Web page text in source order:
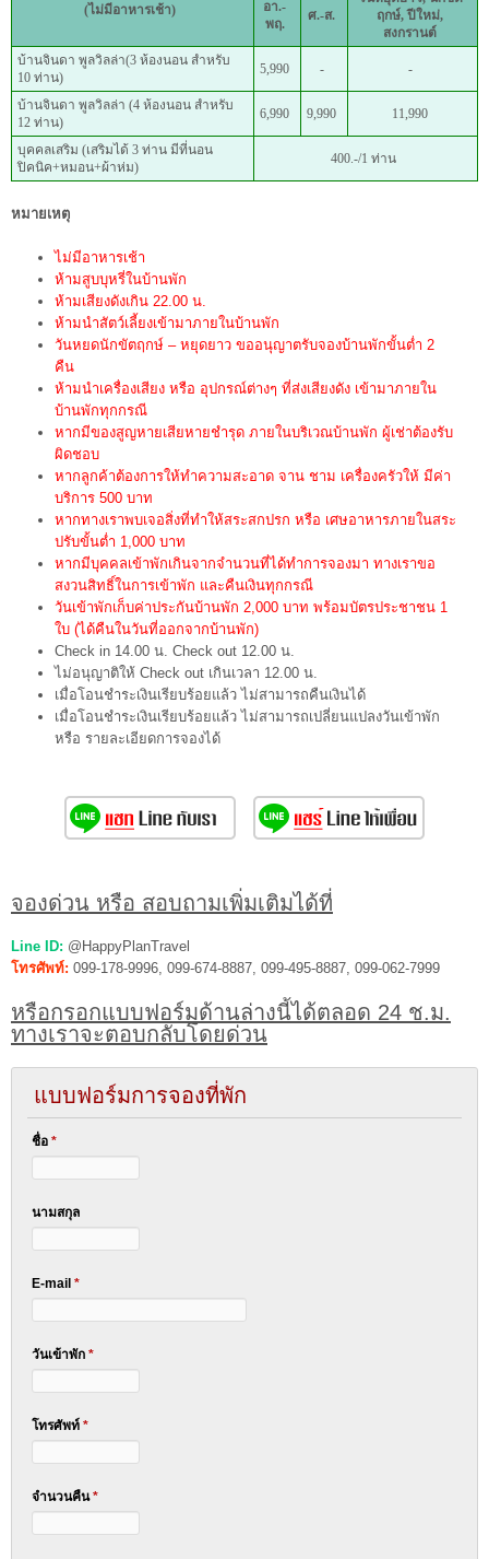
(ไม่มีอาหารเช้า)
อา.-
พฤ.
ศ.-ส.
ฤกษ์, ปีใหม่,
สงกรานต์
บ้านจินดา พูลวิลล่า(3 ห้องนอน สำหรับ
10 ท่าน)
5,990 - -
บ้านจินดา พูลวิลล่า (4 ห้องนอน สำหรับ
12 ท่าน)
6,990 9,990 11,990
บุคคลเสริม (เสริมได้ 3 ท่าน มีที่นอน
ปิคนิค+หมอน+ผ้าห่ม)
400.-/1 ท่าน
หมายเหตุ
ไม่มีอาหารเช้า
ห้ามสูบบุหรี่ในบ้านพัก
ห้ามเสียงดังเกิน 22.00 น.
ห้ามนำสัตว์เลี้ยงเข้ามาภายในบ้านพัก
วันหยดนักขัตฤกษ์ – หยุดยาว ขออนุญาตรับจองบ้านพักขั้นต่ำ 2
คืน
ห้ามนำเครื่องเสียง หรือ อุปกรณ์ต่างๆ ที่ส่งเสียงดัง เข้ามาภายใน
บ้านพักทุกกรณี
หากมีของสูญหายเสียหายชำรุด ภายในบริเวณบ้านพัก ผู้เช่าต้องรับ
ผิดชอบ
หากลูกค้าต้องการให้ทำความสะอาด จาน ชาม เครื่องครัวให้ มีค่า
บริการ 500 บาท
หากทางเราพบเจอสิ่งที่ทำให้สระสกปรก หรือ เศษอาหารภายในสระ
ปรับขั้นต่ำ 1,000 บาท
หากมีบุคคลเข้าพักเกินจากจำนวนที่ได้ทำการจองมา ทางเราขอ
สงวนสิทธิ์ในการเข้าพัก และคืนเงินทุกกรณี
วันเข้าพักเก็บค่าประกันบ้านพัก 2,000 บาท พร้อมบัตรประชาชน 1
ใบ (ได้คืนในวันที่ออกจากบ้านพัก)
Check in 14.00 น. Check out 12.00 น.
ไม่อนุญาติให้ Check out เกินเวลา 12.00 น.
เมื่อโอนชำระเงินเรียบร้อยแล้ว ไม่สามารถคืนเงินได้
เมื่อโอนชำระเงินเรียบร้อยแล้ว ไม่สามารถเปลี่ยนแปลงวันเข้าพัก
หรือ รายละเอียดการจองได้
จองด่วน หรือ สอบถามเพิ่มเติมได้ที่
Line ID: @HappyPlanTravel
โทรศัพท์: 099-178-9996, 099-674-8887, 099-495-8887, 099-062-7999
หรือกรอกแบบฟอร์มด้านล่างนี้ได้ตลอด 24 ช.ม.
ทางเราจะตอบกลับโดยด่วน
แบบฟอร์มการจองที่พัก
ชื่อ *
นามสกุล
E-mail *
วันเข้าพัก *
โทรศัพท์ *
จำนวนคืน*